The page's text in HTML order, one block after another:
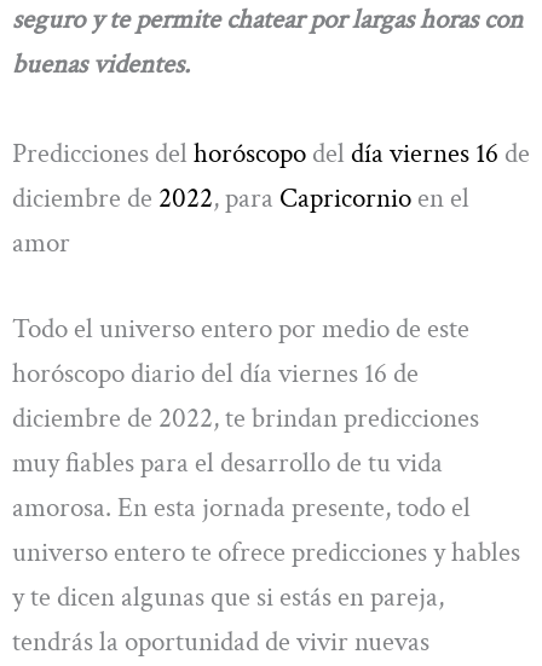
seguro y te permite chatear por largas horas con
buenas videntes.
Predicciones del horóscopo del día viernes 16 de
diciembre de 2022, para Capricornio en el
amor
Todo el universo entero por medio de este
horóscopo diario del día viernes 16 de
diciembre de 2022, te brindan predicciones
muy fiables para el desarrollo de tu vida
amorosa. En esta jornada presente, todo el
universo entero te ofrece predicciones y hables
y te dicen algunas que si estás en pareja,
tendrás la oportunidad de vivir nuevas